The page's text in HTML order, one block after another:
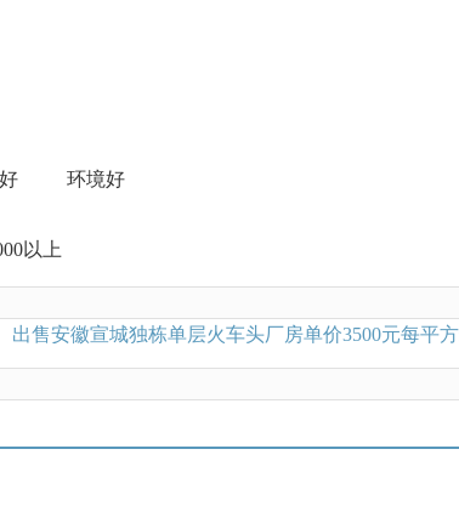
环境好
以上
出售安徽宣城独栋单层火车头厂房单价3500元每平方米